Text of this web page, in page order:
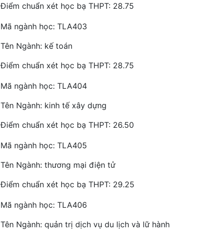
Điểm chuẩn xét học bạ THPT: 28.75
Mã ngành học: TLA403
Tên Ngành: kế toán
Điểm chuẩn xét học bạ THPT: 28.75
Mã ngành học: TLA404
Tên Ngành: kinh tế xây dựng
Điểm chuẩn xét học bạ THPT: 26.50
Mã ngành học: TLA405
Tên Ngành: thương mại điện tử
Điểm chuẩn xét học bạ THPT: 29.25
Mã ngành học: TLA406
Tên Ngành: quản trị dịch vụ du lịch và lữ hành